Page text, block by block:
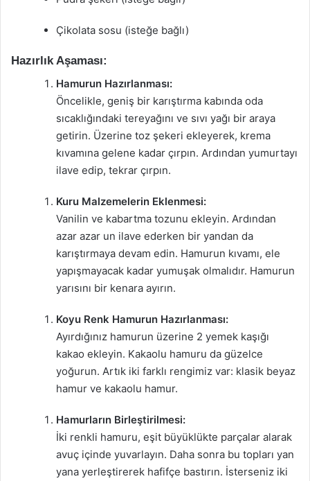
Çikolata sosu (isteğe bağlı)
Hazırlık Aşaması:
Hamurun Hazırlanması:
Öncelikle, geniş bir karıştırma kabında oda
sıcaklığındaki tereyağını ve sıvı yağı bir araya
getirin. Üzerine toz şekeri ekleyerek, krema
kıvamına gelene kadar çırpın. Ardından yumurtayı
ilave edip, tekrar çırpın.
Kuru Malzemelerin Eklenmesi:
Vanilin ve kabartma tozunu ekleyin. Ardından
azar azar un ilave ederken bir yandan da
karıştırmaya devam edin. Hamurun kıvamı, ele
yapışmayacak kadar yumuşak olmalıdır. Hamurun
yarısını bir kenara ayırın.
Koyu Renk Hamurun Hazırlanması:
Ayırdığınız hamurun üzerine 2 yemek kaşığı
kakao ekleyin. Kakaolu hamuru da güzelce
yoğurun. Artık iki farklı rengimiz var: klasik beyaz
hamur ve kakaolu hamur.
Hamurların Birleştirilmesi:
İki renkli hamuru, eşit büyüklükte parçalar alarak
avuç içinde yuvarlayın. Daha sonra bu topları yan
yana yerleştirerek hafifçe bastırın. İsterseniz iki